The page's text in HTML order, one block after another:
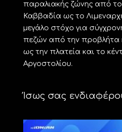
παραλιακής ζώνης από
Καββαδία ως το
μεγάλο στόχο για
πεζών από την προβλήτα
ως την πλατεία και το
Αργοστολίου.
Ίσως σας